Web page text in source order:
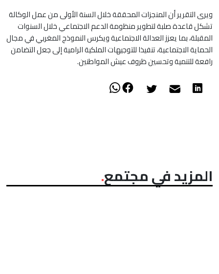
ويرى التقرير أن المنجزات المحققة خلال السنة الأولى من عمل الوكالة
تشكل قاعدة صلبة لتطوير منظومة الدعم الاجتماعي خلال السنوات
المقبلة، بما يعزز العدالة الاجتماعية ويكرس النموذج المغربي في مجال
الحماية الاجتماعية، تنفيذا للتوجيهات الملكية الرامية إلى جعل التضامن
رافعة للتنمية وتحسين ظروف عيش المواطنين.
المزيد في مجتمع